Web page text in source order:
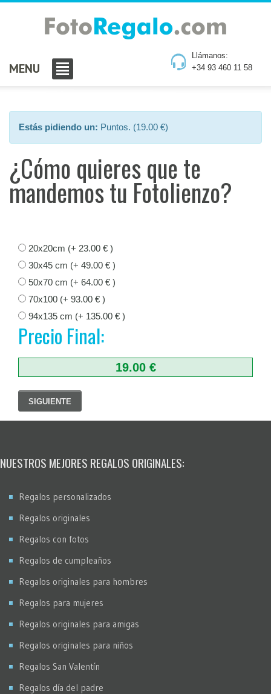
Llámanos:
+34 93 460 11 58
MENU
Estás pidiendo un: Puntos. (19.00 €)
¿Cómo quieres que te
mandemos tu Fotolienzo?
20x20cm (+ 23.00 € )
30x45 cm (+ 49.00 € )
50x70 cm (+ 64.00 € )
70x100 (+ 93.00 € )
94x135 cm (+ 135.00 € )
Precio Final:
19.00 €
SIGUIENTE
NUESTROS MEJORES REGALOS ORIGINALES:
Regalos personalizados
Regalos originales
Regalos con fotos
Regalos de cumpleaños
Regalos originales para hombres
Regalos para mujeres
Regalos originales para amigas
Regalos originales para niños
Regalos San Valentín
Regalos día del padre